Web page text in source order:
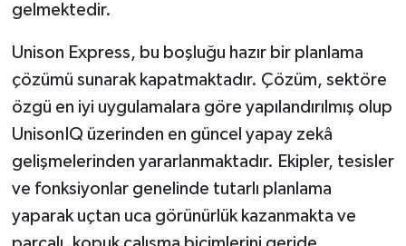
gelmektedir.
Unison Express, bu boşluğu hazır bir planlama
çözümü sunarak kapatmaktadır. Çözüm, sektöre
özgü en iyi uygulamalara göre yapılandırılmış olup
UnisonIQ üzerinden en güncel yapay zekâ
gelişmelerinden yararlanmaktadır. Ekipler, tesisler
ve fonksiyonlar genelinde tutarlı planlama
yaparak uçtan uca görünürlük kazanmakta ve